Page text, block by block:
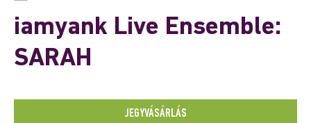
iamyank Live Ensemble:
SARAH
JEGYVÁSÁRLÁS